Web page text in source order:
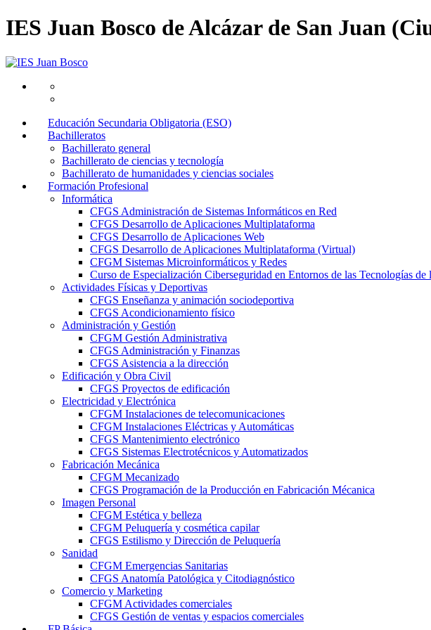
IES Juan Bosco de Alcázar de San Juan
Educación Secundaria Obligatoria (ESO)
Bachilleratos
Bachillerato general
Bachillerato de ciencias y tecnología
Bachillerato de humanidades y ciencias sociales
Formación Profesional
Informática
CFGS Administración de Sistemas Informáticos en Red
CFGS Desarrollo de Aplicaciones Multiplataforma
CFGS Desarrollo de Aplicaciones Web
CFGS Desarrollo de Aplicaciones Multiplataforma (Virtual)
CFGM Sistemas Microinformáticos y Redes
Curso de Especialización Ciberseguridad en Entornos de las Tecnologías de
Actividades Físicas y Deportivas
CFGS Enseñanza y animación sociodeportiva
CFGS Acondicionamiento físico
Administración y Gestión
CFGM Gestión Administrativa
CFGS Administración y Finanzas
CFGS Asistencia a la dirección
Edificación y Obra Civil
CFGS Proyectos de edificación
Electricidad y Electrónica
CFGM Instalaciones de telecomunicaciones
CFGM Instalaciones Eléctricas y Automáticas
CFGS Mantenimiento electrónico
CFGS Sistemas Electrotécnicos y Automatizados
Fabricación Mecánica
CFGM Mecanizado
CFGS Programación de la Producción en Fabricación Mécanica
Imagen Personal
CFGM Estética y belleza
CFGM Peluquería y cosmética capilar
CFGS Estilismo y Dirección de Peluquería
Sanidad
CFGM Emergencias Sanitarias
CFGS Anatomía Patológica y Citodiagnóstico
Comercio y Marketing
CFGM Actividades comerciales
CFGS Gestión de ventas y espacios comerciales